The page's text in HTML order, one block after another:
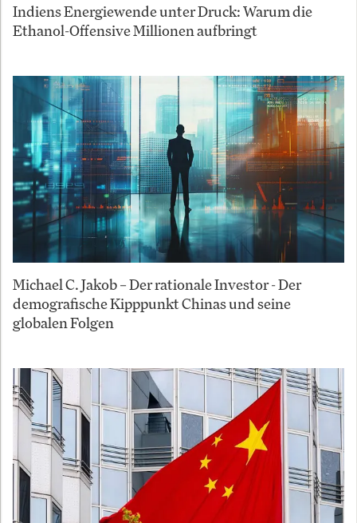
Indiens Energiewende unter Druck: Warum die
Ethanol-Offensive Millionen aufbringt
Michael C. Jakob – Der rationale Investor - Der
demografische Kipppunkt Chinas und seine
globalen Folgen